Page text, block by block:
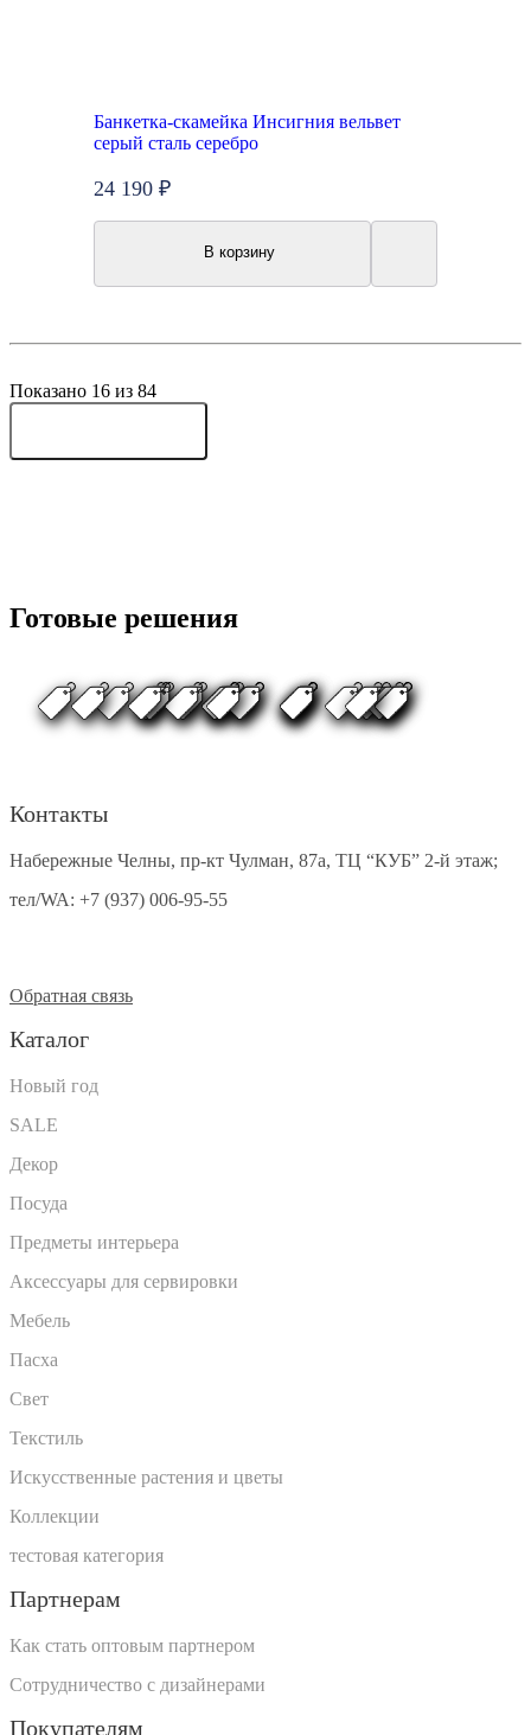
Банкетка-скамейка Инсигния вельвет
серый сталь серебро
24 190 ₽
В корзину
Показано 16 из 84
Готовые решения
Контакты
Набережные Челны, пр-кт Чулман, 87а, ТЦ “КУБ” 2-й этаж;
тел/WA: +7 (937) 006-95-55
Обратная связь
Каталог
Новый год
SALE
Декор
Посуда
Предметы интерьера
Аксессуары для сервировки
Мебель
Пасха
Свет
Текстиль
Искусственные растения и цветы
Коллекции
тестовая категория
Партнерам
Как стать оптовым партнером
Сотрудничество с дизайнерами
Покупателям